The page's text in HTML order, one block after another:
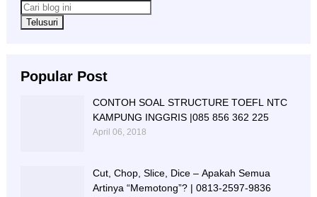
Popular Post
CONTOH SOAL STRUCTURE TOEFL NTC
KAMPUNG INGGRIS |085 856 362 225
April 06, 2018
Cut, Chop, Slice, Dice – Apakah Semua
Artinya “Memotong”? | 0813-2597-9836